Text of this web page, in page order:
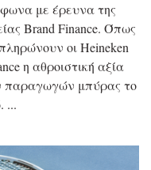
με έρευνα της
Brand Finance. Όπως
οι Heineken
η αθροιστική αξία
παραγωγών μπύρας το